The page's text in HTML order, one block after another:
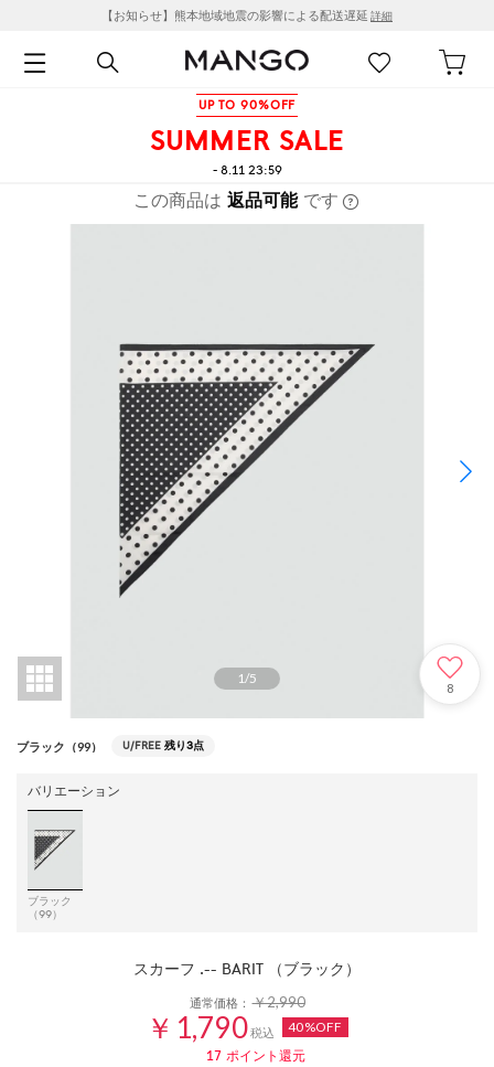
【お知らせ】熊本地域地震の影響による配送遅延 詳細
UP TO 90%OFF
SUMMER SALE
- 8.11 23:59
この商品は 返品可能 です
1/5
8
ブラック（99） U/FREE 残り3点
バリエーション
ブラック
（99）
スカーフ .-- BARIT （ブラック）
通常価格：￥2,990
￥1,790税込 40%OFF
17ポイント還元